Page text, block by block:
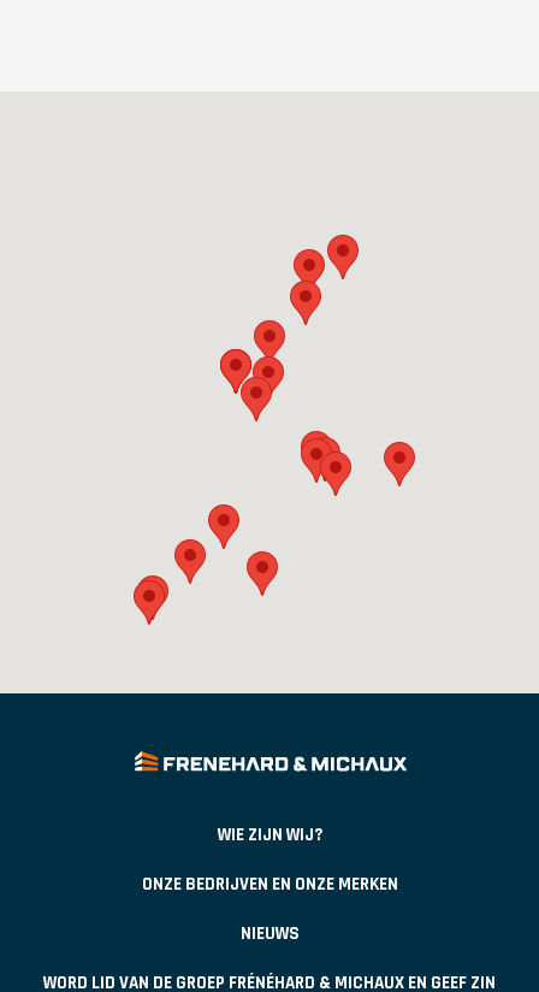
WIE ZIJN WIJ?
ONZE BEDRIJVEN EN ONZE MERKEN
NIEUWS
WORD LID VAN DE GROEP FRÉNÉHARD & MICHAUX EN GEEF ZIN